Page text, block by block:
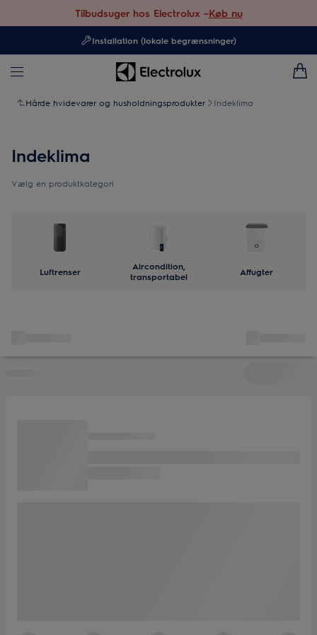
Tilbudsuger hos Electrolux –Køb nu
Installation (lokale begrænsninger)
Hårde hvidevarer og husholdningsprodukter Indeklima
Indeklima
Vælg en produktkategori
Luftrenser
Aircondition,
transportabel
Affugter